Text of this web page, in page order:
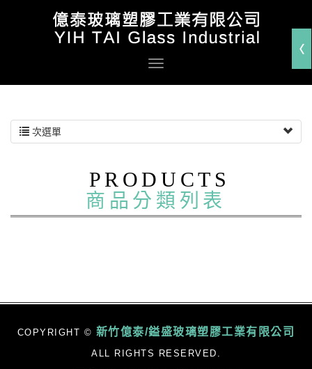
次選單
PRODUCTS
商品分類列表
COPYRIGHT © 新竹億泰/鎰盛玻璃塑膠工業有限公司
ALL RIGHTS RESERVED.